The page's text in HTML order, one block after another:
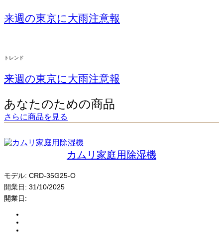
来週の東京に大雨注意報
トレンド
来週の東京に大雨注意報
あなたのための商品
さらに商品を見る
カムリ家庭用除湿機
モデル: CRD-35G25-O
開業日: 31/10/2025
開業日: